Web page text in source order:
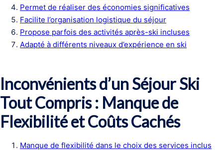
Permet de réaliser des économies significatives
Facilite l’organisation logistique du séjour
Propose parfois des activités après-ski incluses
Adapté à différents niveaux d’expérience en ski
Inconvénients d’un Séjour Ski
Tout Compris : Manque de
Flexibilité et Coûts Cachés
Manque de flexibilité dans le choix des services inclus